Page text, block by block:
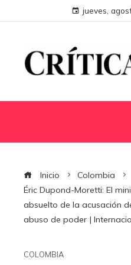
jueves,
Inicio
Colombia
Éric Dupond-Moretti: El
absuelto de la acusación
abuso de poder |
COLOMBIA